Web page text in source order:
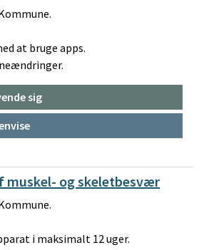
at bruge apps.
sig
muskel- og skeletbesvær
i maksimalt 12 uger.